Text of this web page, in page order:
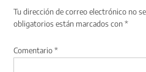
Tu dirección de correo electrónico no
obligatorios están marcados con*
Comentario*